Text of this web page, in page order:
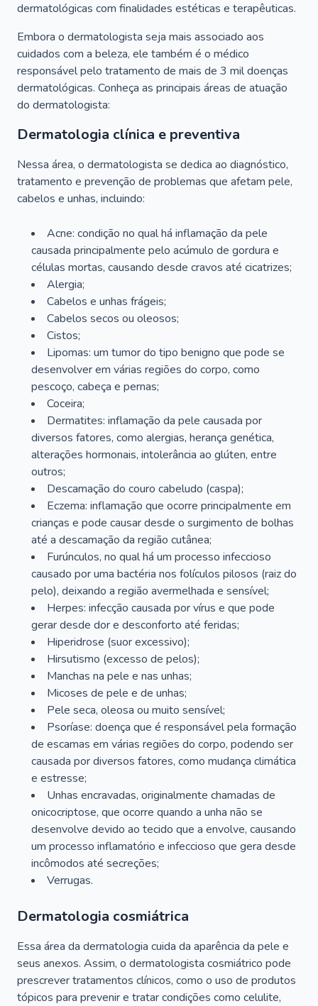
dermatológicas com finalidades estéticas e terapêuticas.
Embora o dermatologista seja mais associado aos
cuidados com a beleza, ele também é o médico
responsável pelo tratamento de mais de 3 mil doenças
dermatológicas. Conheça as principais áreas de atuação
do dermatologista:
Dermatologia clínica e preventiva
Nessa área, o dermatologista se dedica ao diagnóstico,
tratamento e prevenção de problemas que afetam pele,
cabelos e unhas, incluindo:
Acne: condição no qual há inflamação da pele
causada principalmente pelo acúmulo de gordura e
células mortas, causando desde cravos até cicatrizes;
Alergia;
Cabelos e unhas frágeis;
Cabelos secos ou oleosos;
Cistos;
Lipomas: um tumor do tipo benigno que pode se
desenvolver em várias regiões do corpo, como
pescoço, cabeça e pernas;
Coceira;
Dermatites: inflamação da pele causada por
diversos fatores, como alergias, herança genética,
alterações hormonais, intolerância ao glúten, entre
outros;
Descamação do couro cabeludo (caspa);
Eczema: inflamação que ocorre principalmente em
crianças e pode causar desde o surgimento de bolhas
até a descamação da região cutânea;
Furúnculos, no qual há um processo infeccioso
causado por uma bactéria nos folículos pilosos (raiz do
pelo), deixando a região avermelhada e sensível;
Herpes: infecção causada por vírus e que pode
gerar desde dor e desconforto até feridas;
Hiperidrose (suor excessivo);
Hirsutismo (excesso de pelos);
Manchas na pele e nas unhas;
Micoses de pele e de unhas;
Pele seca, oleosa ou muito sensível;
Psoríase: doença que é responsável pela formação
de escamas em várias regiões do corpo, podendo ser
causada por diversos fatores, como mudança climática
e estresse;
Unhas encravadas, originalmente chamadas de
onicocriptose, que ocorre quando a unha não se
desenvolve devido ao tecido que a envolve, causando
um processo inflamatório e infeccioso que gera desde
incômodos até secreções;
Verrugas.
Dermatologia cosmiátrica
Essa área da dermatologia cuida da aparência da pele e
seus anexos. Assim, o dermatologista cosmiátrico pode
prescrever tratamentos clínicos, como o uso de produtos
tópicos para prevenir e tratar condições como celulite,